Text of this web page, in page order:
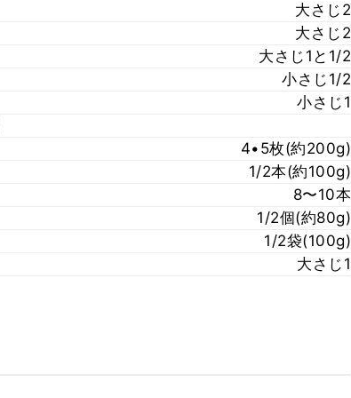
大さじ2
大さじ2
大さじ1と1/2
小さじ1/2
小さじ1
4•5枚(約200g)
1/2本(約100g)
8〜10本
1/2個(約80g)
1/2袋(100g)
大さじ1